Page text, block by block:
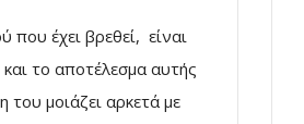
που έχει βρεθεί, είναι
το αποτέλεσμα αυτής
μοιάζει αρκετά με